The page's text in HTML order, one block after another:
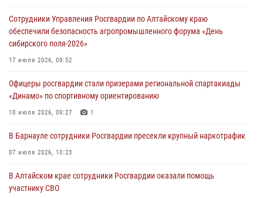
Сотрудники Управления Росгвардии по Алтайскому краю
обеспечили безопасность агропромышленного форума «День
сибирского поля-2026»
17 июля 2026, 09:52
Офицеры росгвардии стали призерами региональной спартакиады
«Динамо» по спортивному ориентированию
10 июля 2026, 09:27 1
В Барнауле сотрудники Росгвардии пресекли крупный наркотрафик
07 июля 2026, 10:23
В Алтайском крае сотрудники Росгвардии оказали помощь
участнику СВО